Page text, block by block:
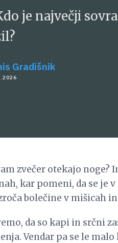
je največji
Gradišnik
zvečer otekajo noge?
kar pomeni, da se je
bolečine v mišicah
da so kapi in srčni
Vendar pa se le